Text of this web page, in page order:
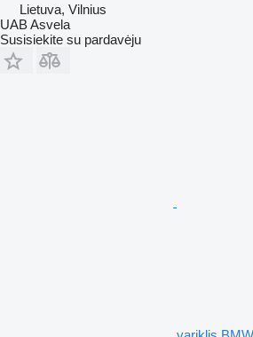
Lietuva, Vilnius
UAB Asvela
Susisiekite su pardavėju